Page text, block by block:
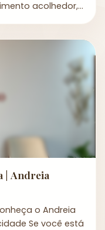
acolhedor,
| Andreia
o Andreia
Se você está